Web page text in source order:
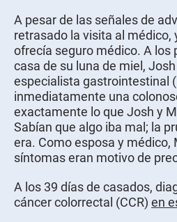
A pesar de las señales de
retrasado la visita al médico,
ofrecía seguro médico. A los
casa de su luna de miel,
especialista gastrointestinal
inmediatamente una
exactamente lo que Josh y
Sabían que algo iba mal; la
era. Como esposa y médico,
síntomas eran motivo de
A los 39 días de casados,
cáncer colorrectal (CCR) en